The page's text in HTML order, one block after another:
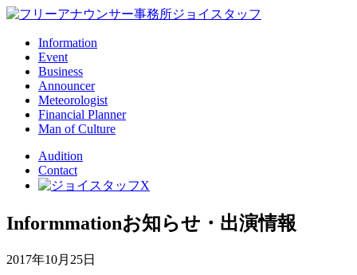
Information
Event
Business
Announcer
Meteorologist
Financial Planner
Man of Culture
Audition
Contact
Informmationお知らせ・出演情報
2017年10月25日